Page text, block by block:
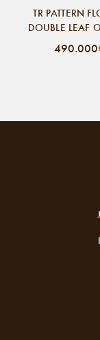
TR PATTERN
DOUBLE LEAF